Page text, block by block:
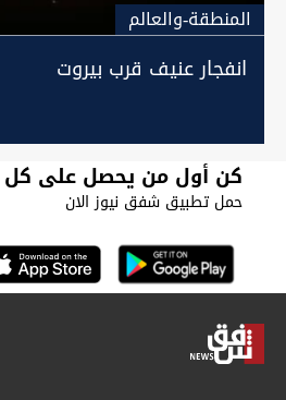
المنطقة-والعالم
انفجار عنيف قرب بيروت
كن أول من يحصل على كل
حمل تطبيق شفق نيوز الان